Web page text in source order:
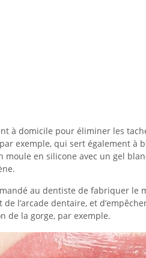
à domicile pour éliminer les
exemple, qui sert également à
moule en silicone avec un gel
au dentiste de fabriquer le
de l’arcade dentaire, et
de la gorge, par exemple.